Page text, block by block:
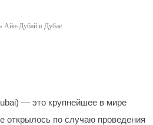
Айн-Дубай в Дубае
— это крупнейшее в мире
открылось по случаю проведения